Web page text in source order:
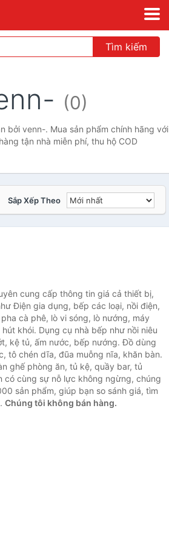
Tìm kiếm
(0)
bởi venn-. Mua sản phẩm chính hãng với
tận nhà miễn phí, thu hộ COD
Sắp Xếp Theo
cung cấp thông tin giá cả thiết bị,
Điện gia dụng, bếp các loại, nồi điện,
cà phê, lò vi sóng, lò nướng, máy
khói. Dụng cụ nhà bếp như nồi niêu
kệ tủ, ấm nước, bếp nướng. Đồ dùng
tô chén dĩa, đũa muỗng nĩa, khăn bàn.
ghế phòng ăn, tủ kệ, quầy bar, tủ
có cùng sự nỗ lực không ngừng, chúng
sản phẩm, giúp bạn so sánh giá, tìm
Chúng tôi không bán hàng.